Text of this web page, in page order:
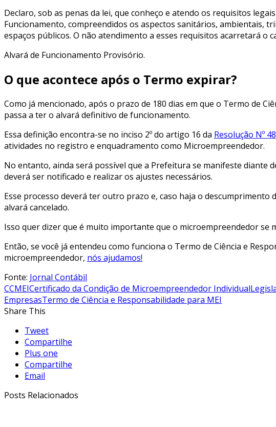
Declaro, sob as penas da lei, que conheço e atendo os requisitos
Funcionamento, compreendidos os aspectos sanitários, ambientais,
espaços públicos. O não atendimento a esses requisitos acarretará o
Alvará de Funcionamento Provisório.
O que acontece após o Termo expirar?
Como já mencionado, após o prazo de 180 dias em que o Termo de
passa a ter o alvará definitivo de funcionamento.
Essa definição encontra-se no inciso 2º do artigo 16 da Resolução Nº 48
atividades no registro e enquadramento como Microempreendedor.
No entanto, ainda será possível que a Prefeitura se manifeste diante
deverá ser notificado e realizar os ajustes necessários.
Esse processo deverá ter outro prazo e, caso haja o
alvará cancelado.
Isso quer dizer que é muito importante que o microempreendedor se
Então, se você já entendeu como funciona o Termo de Ciência e
microempreendedor, nós ajudamos!
Fonte: Jornal Contábil
CCMEICertificado da Condição de Microempreendedor Individual
EmpresasTermo de Ciência e Responsabilidade para MEI
Share This
Tweet
Compartilhe
Plus one
Compartilhe
Email
Posts Relacionados